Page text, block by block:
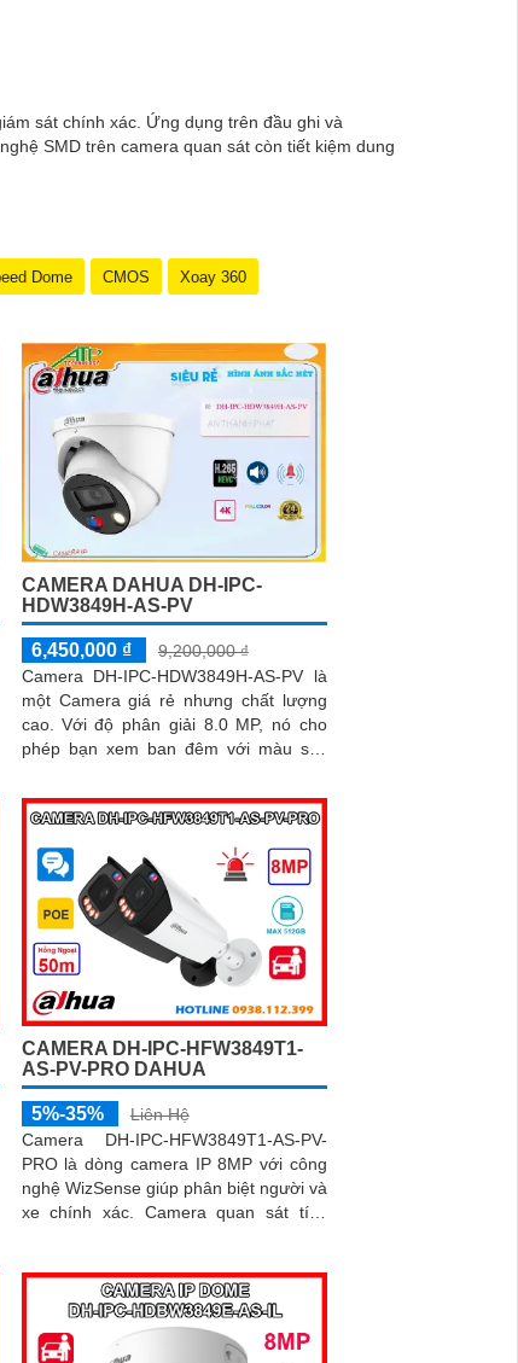
hỏi hoặc cần tư vấn thêm, đừng ngần ngại để
sát chính xác. Ứng dụng trên đầu ghi và
SMD trên camera quan sát còn tiết kiệm dung
Dome CMOS Xoay 360
CAMERA DAHUA DH-IPC-
HDW3849H-AS-PV
6,450,000 ₫
9,200,000 ₫
Camera DH-IPC-HDW3849H-AS-PV là
một Camera giá rẻ nhưng chất lượng
cao. Với độ phân giải 8.0 MP, nó cho
phép bạn xem ban đêm với màu sắc
CAMERA DH-IPC-HFW3849T1-
AS-PV-PRO DAHUA
5%-35%
Liên Hệ
Camera DH-IPC-HFW3849T1-AS-PV-
PRO là dòng camera IP 8MP với công
nghệ WizSense giúp phân biệt người và
xe chính xác. Camera quan sát tích
thống cảnh báo chủ động với đèn xanh
đỏ và âm thanh